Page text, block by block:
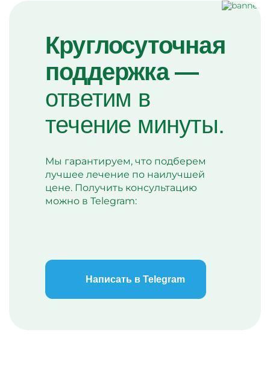
Круглосуточная
поддержка —
ответим в
течение минуты.
Мы гарантируем, что подберем
лучшее лечение по наилучшей
цене. Получить консультацию
можно в Telegram:
Написать в Telegram